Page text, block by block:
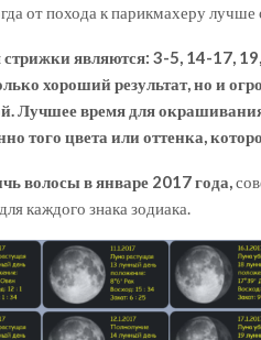
от похода к парикмахеру лучше
стрижки являются: 3-5, 14-17,
хороший результат, но и
Лучшее время для
того цвета или оттенка,
волосы в январе 2017 года,
каждого знака зодиака.